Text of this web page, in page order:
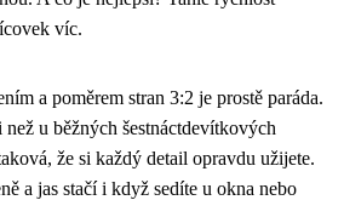
víc.
a poměrem stran 3:2 je prostě paráda.
u běžných šestnáctdevítkových
že si každý detail opravdu užijete.
a jas stačí i když sedíte u okna nebo